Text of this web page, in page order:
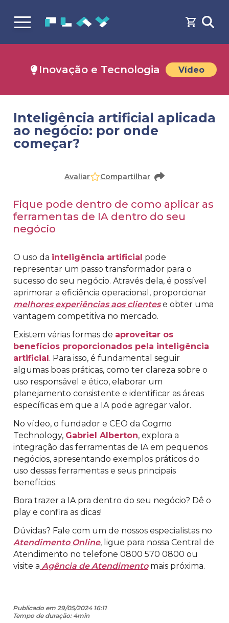
Inovação e Tecnologia Vídeo
Inteligência artificial aplicada
ao negócio: por onde
começar?
cadastro para acessar o conteúdo
Avaliar Compartilhar
Fique pode dentro de como aplicar as
ferramentas de IA dentro do seu
negócio
O uso da inteligência artificial pode
representar um passo transformador para o
sucesso do seu negócio. Através dela, é possível
aprimorar a eficiência operacional, proporcionar
melhores experiências aos clientese obter uma
vantagem competitiva no mercado.
Existem várias formas de aproveitar os
benefícios proporcionados pela inteligência
artificial. Para isso, é fundamental seguir
algumas boas práticas, como ter clareza sobre o
uso responsável e ético, elaborar um
planejamento consistente e identificar as áreas
específicas em que a IA pode agregar valor.
No vídeo, o fundador e CEO da Cogmo
Technology, Gabriel Alberton, explora a
integração das ferramentas de IA em pequenos
negócios, apresentando exemplos práticos do
uso dessas ferramentas e seus principais
benefícios.
Bora trazer a IA pra dentro do seu negócio? Dê o
play e confira as dicas!
Dúvidas? Fale com um de nossos especialistas no
Atendimento Online, ligue para nossa Central de
Atendimento no telefone 0800 570 0800 ou
visite a Agência de Atendimentomais próxima.
Publicado em 29/05/2024 16:11
Tempo de duração: 4min